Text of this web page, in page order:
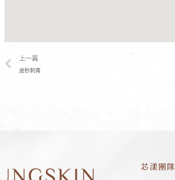
上一頁
上一篇
皮秒刺青
芯漾團隊